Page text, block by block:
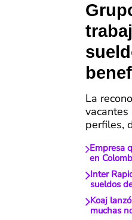
La
perfiles,
Empresa
en
Inter
sueldos
Koaj
muchas